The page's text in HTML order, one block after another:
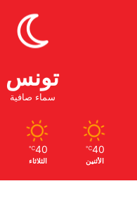
تونس
سماء صافية
40
℃
الأثنين
40
℃
الثلاثاء